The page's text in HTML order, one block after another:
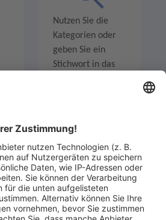
Nutzen Sie die
Kategorien oder
geben Sie ein
Stichwort in das
Sind Sie am Ende